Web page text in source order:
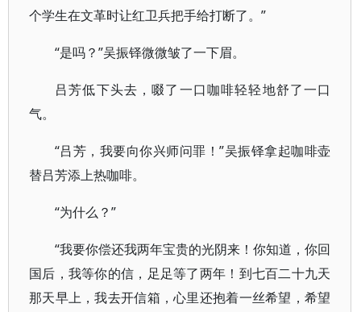
个学生在文革时让红卫兵把手给打断了。”
“是吗？”吴振铎微微皱了一下眉。
吕芳低下头去，啜了一口咖啡轻轻地舒了一口
气。
“吕芳，我要向你兴师问罪！”吴振铎拿起咖啡壶
替吕芳添上热咖啡。
“为什么？”
“我要你偿还我两年宝贵的光阴来！你知道，你回
国后，我等你的信，足足等了两年！到七百二十九天
那天早上，我去开信箱，心里还抱着一丝希望，希望